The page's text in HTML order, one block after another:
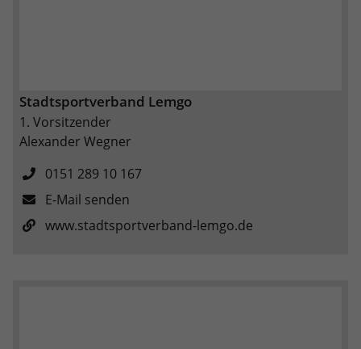
Stadtsportverband Lemgo
1. Vorsitzender
Alexander Wegner
0151 289 10 167
E-Mail senden
www.stadtsportverband-lemgo.de